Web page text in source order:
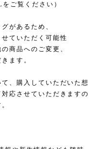
ご覧ください）
があるため、
ていただく可能性
商品へのご変更、
きます。
、購入していただいた想
応させていただきますの